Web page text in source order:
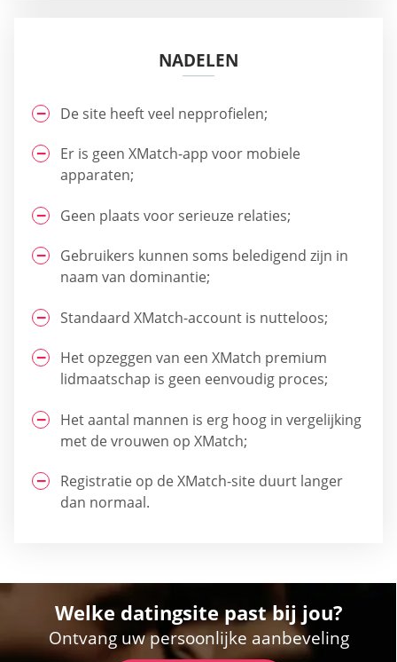
NADELEN
De site heeft veel nepprofielen;
Er is geen XMatch-app voor mobiele
apparaten;
Geen plaats voor serieuze relaties;
Gebruikers kunnen soms beledigend zijn in
naam van dominantie;
Standaard XMatch-account is nutteloos;
Het opzeggen van een XMatch premium
lidmaatschap is geen eenvoudig proces;
Het aantal mannen is erg hoog in vergelijking
met de vrouwen op XMatch;
Registratie op de XMatch-site duurt langer
dan normaal.
Welke datingsite past bij jou?
Ontvang uw persoonlijke aanbeveling